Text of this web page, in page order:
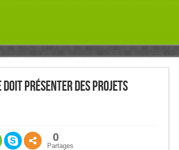
doit présenter des projets
0
Partages